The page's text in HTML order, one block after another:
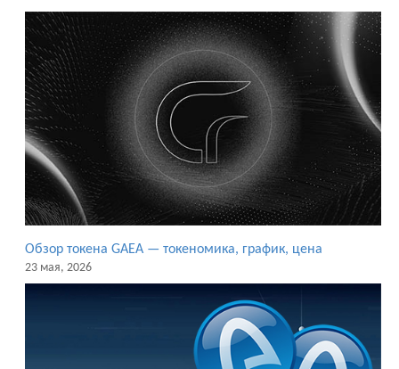
Обзор токена GAEA — токеномика, график, цена
23 мая, 2026